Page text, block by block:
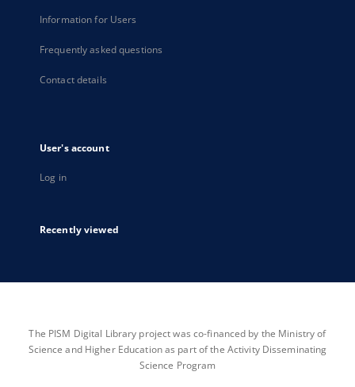
Information for Users
Frequently asked questions
Contact details
User's account
Log in
Recently viewed
The PISM Digital Library project was co-financed by the Ministry of
Science and Higher Education as part of the Activity Disseminating
Science Program